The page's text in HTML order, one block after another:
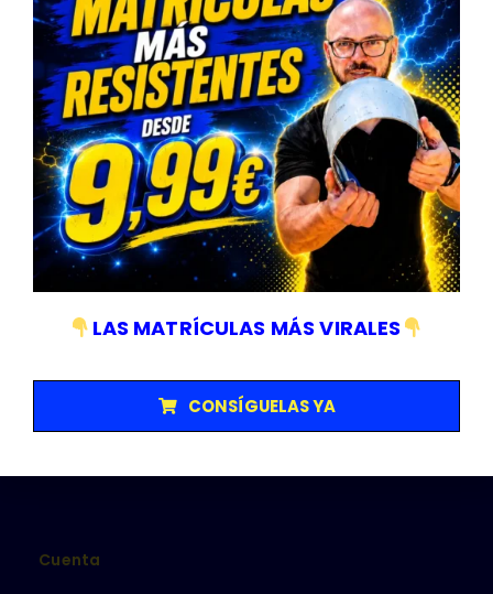
L-V: 9:00-14:30
Empresa sujeta a normativa ISO 9001/14001
Categorías
Senalización y V16
Herramientas
Limpieza
Cuenta
LAS MATRÍCULAS MÁS VIRALES
CONSÍGUELAS YA